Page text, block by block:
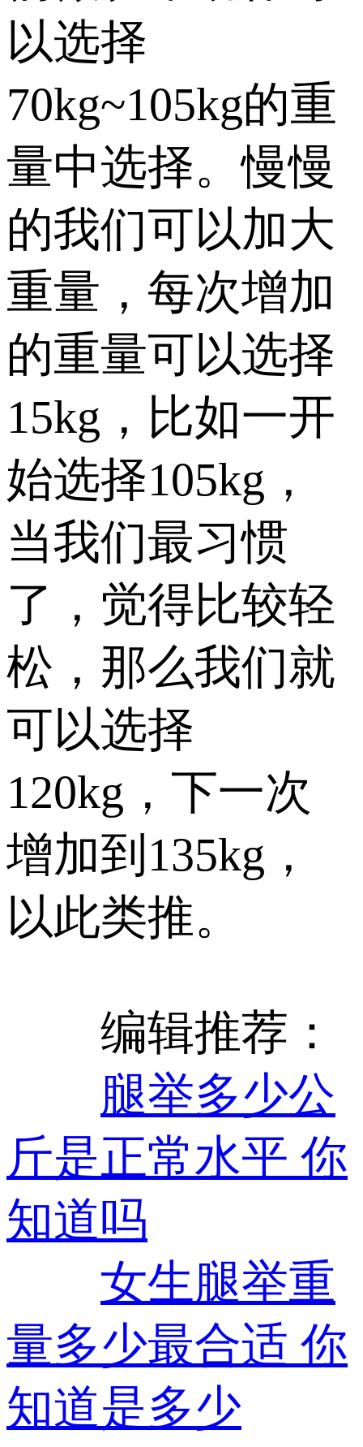
以选择
70kg~105kg的重
量中选择。慢慢
的我们可以加大
重量，每次增加
的重量可以选择
15kg，比如一开
始选择105kg，
当我们最习惯
了，觉得比较轻
松，那么我们就
可以选择
120kg，下一次
增加到135kg，
以此类推。
编辑推荐：
腿举多少公
斤是正常水平 你
知道吗
女生腿举重
量多少最合适 你
知道是多少